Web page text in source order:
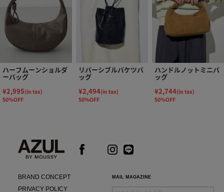
ハーフムーンショルダ
ーバッグ
¥2,995(in tax)
50%OFF
リバーシブルバケツバ
ッグ
¥2,494(in tax)
50%OFF
ハンドルノットミニバ
ッグ
¥2,744(in tax)
50%OFF
BRAND CONCEPT
PRIVACY POLICY
MAIL MAGAZINE